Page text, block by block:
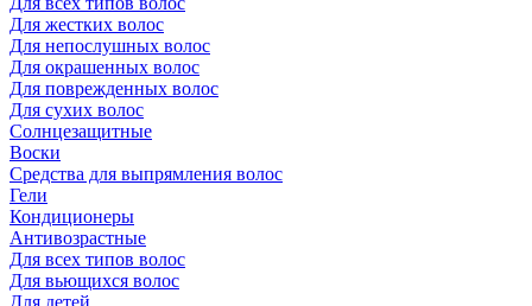
Для жестких волос
Для непослушных волос
Для окрашенных волос
Для поврежденных волос
Для сухих волос
Солнцезащитные
Воски
Средства для выпрямления волос
Гели
Кондиционеры
Антивозрастные
Для всех типов волос
Для вьющихся волос
Для детей